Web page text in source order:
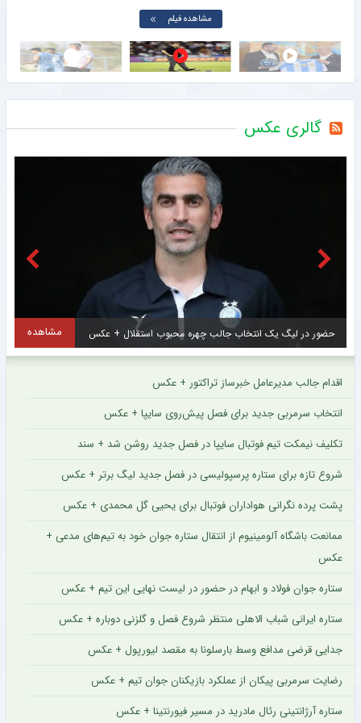
مشاهده فیلم
گالری عکس
عجیب اما واقعی؛ دیس‌بک محمدرضا گلزار به کریس رونالدو + عکس مشاهده
اقدام جالب مدیرعامل خبرساز تراکتور + عکس
انتخاب سرمربی جدید برای فصل پیش‌روی سایپا + عکس
تکلیف نیمکت تیم فوتبال سایپا در فصل جدید روشن شد + سند
شروع تازه برای ستاره پرسپولیسی در فصل جدید لیگ برتر + عکس
پشت پرده نگرانی هواداران فوتبال برای یحیی گل محمدی + عکس
ممانعت باشگاه آلومینیوم از انتقال ستاره جوان خود به تیم‌های مدعی +
عکس
ستاره جوان فولاد و ابهام در حضور در لیست نهایی این تیم + عکس
ستاره ایرانی شباب الاهلی منتظر شروع فصل و گلزنی دوباره + عکس
جدایی قرضی مدافع وسط بارسلونا به مقصد لیورپول + عکس
رضایت سرمربی پیکان از عملکرد بازیکنان جوان تیم + عکس
ستاره آرژانتینی رئال مادرید در مسیر فیورنتینا + عکس